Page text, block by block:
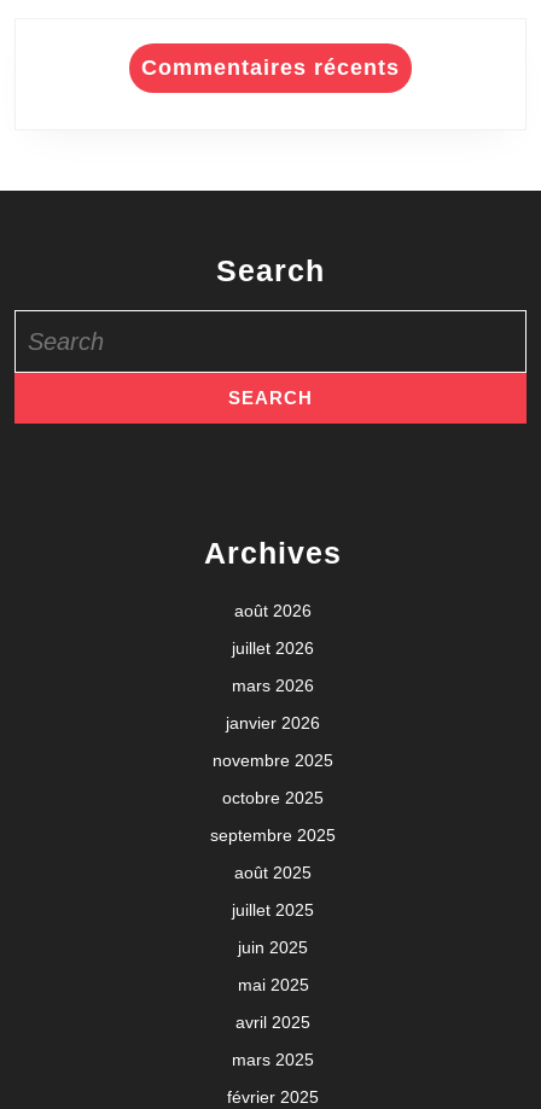
Commentaires récents
Search
for:
Archives
août 2026
juillet 2026
mars 2026
janvier 2026
novembre 2025
octobre 2025
septembre 2025
août 2025
juillet 2025
juin 2025
mai 2025
avril 2025
mars 2025
février 2025